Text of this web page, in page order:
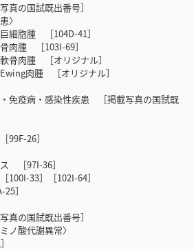
真の国試既出番号］
患〉
胞腫 ［104D-41］
腫 ［103I-69］
肉腫 ［オリジナル］
肉腫 ［オリジナル］
免疫病・感染性疾患 ［掲載写真の国試既
26］
［97I-36］
33］［102I-64］
］
真の国試既出番号］
ミノ酸代謝異常〉